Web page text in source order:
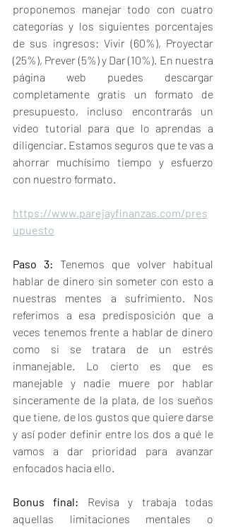
proponemos manejar todo con cuatro
categorías y los siguientes porcentajes
de sus ingresos: Vivir (60%), Proyectar
(25%), Prever (5%) y Dar (10%). En nuestra
página web puedes descargar
completamente gratis un formato de
presupuesto, incluso encontrarás un
video tutorial para que lo aprendas a
diligenciar. Estamos seguros que te vas a
ahorrar muchísimo tiempo y esfuerzo
con nuestro formato.
https://www.parejayfinanzas.com/pres
upuesto
Paso 3: Tenemos que volver habitual
hablar de dinero sin someter con esto a
nuestras mentes a sufrimiento. Nos
referimos a esa predisposición que a
veces tenemos frente a hablar de dinero
como si se tratara de un estrés
inmanejable. Lo cierto es que es
manejable y nadie muere por hablar
sinceramente de la plata, de los sueños
que tiene, de los gustos que quiere darse
y así poder definir entre los dos a qué le
vamos a dar prioridad para avanzar
enfocados hacia ello.
Bonus final: Revisa y trabaja todas
aquellas limitaciones mentales o